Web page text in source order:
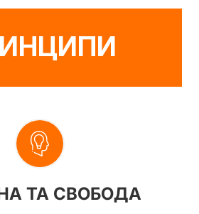
ТА СВОБОДА